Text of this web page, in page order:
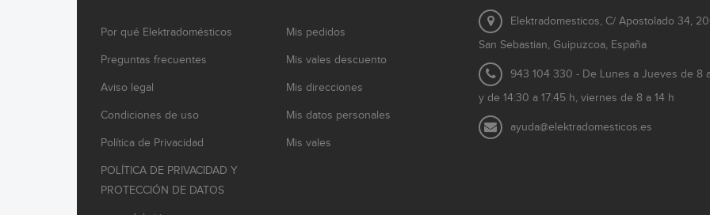
Por qué Elektradomésticos
Preguntas frecuentes
Aviso legal
Condiciones de uso
Política de Privacidad
POLÍTICA DE PRIVACIDAD Y
PROTECCIÓN DE DATOS
Mis pedidos
Mis vales descuento
Mis direcciones
Mis datos personales
Mis vales
Elektradomesticos, C/ Apostolado 34,
San Sebastian, Guipuzcoa, España
943 104 330 - De Lunes a Jueves de 8
y de 14:30 a 17:45 h, viernes de 8 a 14 h
ayuda@elektradomesticos.es